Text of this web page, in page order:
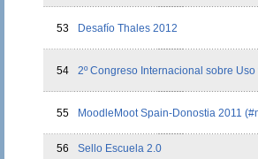
53 Desafío Thales 2012
54 2º Congreso Internacional sobre
55 MoodleMoot Spain-Donostia 2011
56 Sello Escuela 2.0